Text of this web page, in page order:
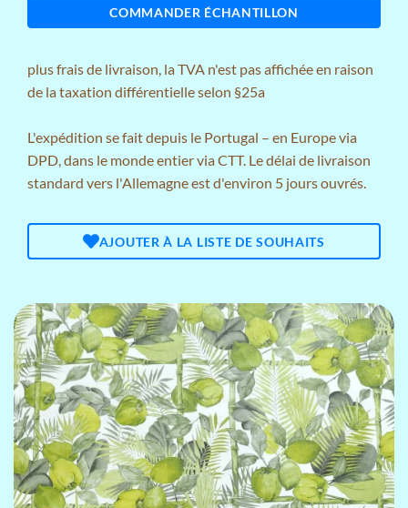
COMMANDER ÉCHANTILLON
plusfrais de livraison, la TVA n'est pas affichée en raison
de la taxation différentielle selon §25a
L'expédition se fait depuis le Portugal – en Europe via
DPD, dans le monde entier via CTT. Le délai de livraison
standard vers l'Allemagne est d'environ 5 jours ouvrés.
AJOUTER À LA LISTE DE SOUHAITS